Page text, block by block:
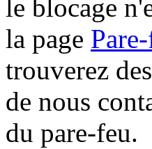
le blocage
la page
trouverez
de nous
du pare-feu.